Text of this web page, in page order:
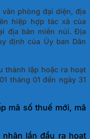
phòng đại diện, địa
hiệp hợp tác xã của
địa bàn miền núi. Địa
định của Ủy ban Dân
thành lập hoặc ra hoạt
tháng 01 đến ngày 31
mã số thuế mới, mã
lần đầu ra hoạt